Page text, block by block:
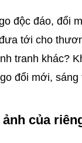
độc đáo, đổi
tới cho
tranh khác?
đổi mới,
của